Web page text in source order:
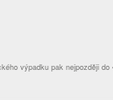
výpadku pak nejpozději do